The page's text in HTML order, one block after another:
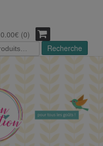
0.00€ (0)
Recherche